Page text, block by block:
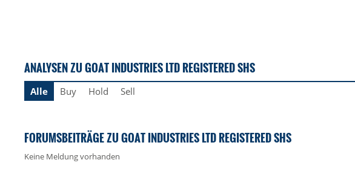
ANALYSEN ZU GOAT INDUSTRIES LTD REGISTERED SHS
Alle Buy Hold Sell
FORUMSBEITRÄGE ZU GOAT INDUSTRIES LTD REGISTERED SHS
Keine Meldung vorhanden